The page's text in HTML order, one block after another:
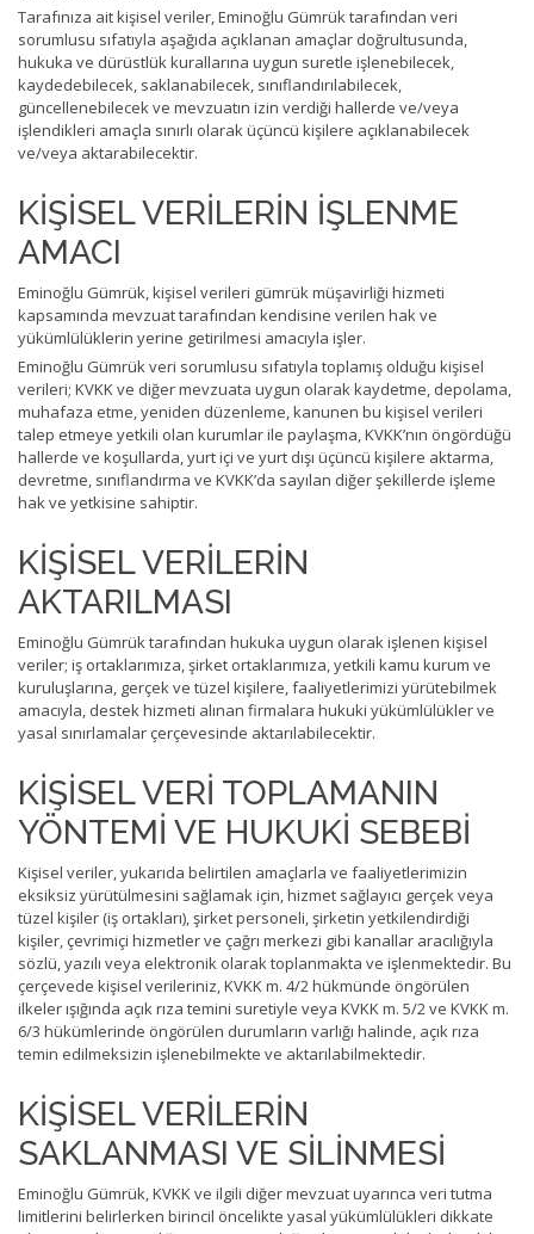
Tarafınıza ait kişisel veriler, Eminoğlu Gümrük tarafından veri
sorumlusu sıfatıyla aşağıda açıklanan amaçlar doğrultusunda,
hukuka ve dürüstlük kurallarına uygun suretle işlenebilecek,
kaydedebilecek, saklanabilecek, sınıflandırılabilecek,
güncellenebilecek ve mevzuatın izin verdiği hallerde ve/veya
işlendikleri amaçla sınırlı olarak üçüncü kişilere açıklanabilecek
ve/veya aktarabilecektir.
KİŞİSEL VERİLERİN İŞLENME
AMACI
Eminoğlu Gümrük, kişisel verileri gümrük müşavirliği hizmeti
kapsamında mevzuat tarafından kendisine verilen hak ve
yükümlülüklerin yerine getirilmesi amacıyla işler.
Eminoğlu Gümrük veri sorumlusu sıfatıyla toplamış olduğu kişisel
verileri; KVKK ve diğer mevzuata uygun olarak kaydetme, depolama,
muhafaza etme, yeniden düzenleme, kanunen bu kişisel verileri
talep etmeye yetkili olan kurumlar ile paylaşma, KVKK’nın öngördüğü
hallerde ve koşullarda, yurt içi ve yurt dışı üçüncü kişilere aktarma,
devretme, sınıflandırma ve KVKK’da sayılan diğer şekillerde işleme
hak ve yetkisine sahiptir.
KİŞİSEL VERİLERİN
AKTARILMASI
Eminoğlu Gümrük tarafından hukuka uygun olarak işlenen kişisel
veriler; iş ortaklarımıza, şirket ortaklarımıza, yetkili kamu kurum ve
kuruluşlarına, gerçek ve tüzel kişilere, faaliyetlerimizi yürütebilmek
amacıyla, destek hizmeti alınan firmalara hukuki yükümlülükler ve
yasal sınırlamalar çerçevesinde aktarılabilecektir.
KİŞİSEL VERİ TOPLAMANIN
YÖNTEMİ VE HUKUKİ SEBEBİ
Kişisel veriler, yukarıda belirtilen amaçlarla ve faaliyetlerimizin
eksiksiz yürütülmesini sağlamak için, hizmet sağlayıcı gerçek veya
tüzel kişiler (iş ortakları), şirket personeli, şirketin yetkilendirdiği
kişiler, çevrimiçi hizmetler ve çağrı merkezi gibi kanallar aracılığıyla
sözlü, yazılı veya elektronik olarak toplanmakta ve işlenmektedir. Bu
çerçevede kişisel verileriniz, KVKK m. 4/2 hükmünde öngörülen
ilkeler ışığında açık rıza temini suretiyle veya KVKK m. 5/2 ve KVKK m.
6/3 hükümlerinde öngörülen durumların varlığı halinde, açık rıza
temin edilmeksizin işlenebilmekte ve aktarılabilmektedir.
KİŞİSEL VERİLERİN
SAKLANMASI VE SİLİNMESİ
Eminoğlu Gümrük, KVKK ve ilgili diğer mevzuat uyarınca veri tutma
limitlerini belirlerken birincil öncelikte yasal yükümlülükleri dikkate